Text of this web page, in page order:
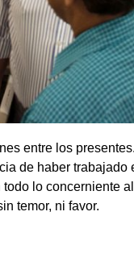
entre los
de haber trabajado
lo concerniente
temor, ni favor.